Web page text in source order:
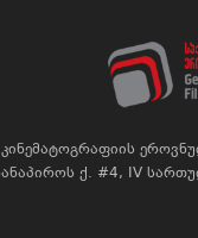
ქ. #4, IV